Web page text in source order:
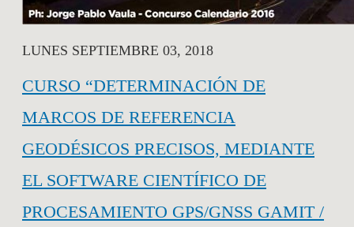
LUNES SEPTIEMBRE 03, 2018
CURSO “DETERMINACIÓN DE
MARCOS DE REFERENCIA
GEODÉSICOS PRECISOS, MEDIANTE
EL SOFTWARE CIENTÍFICO DE
PROCESAMIENTO GPS/GNSS GAMIT /